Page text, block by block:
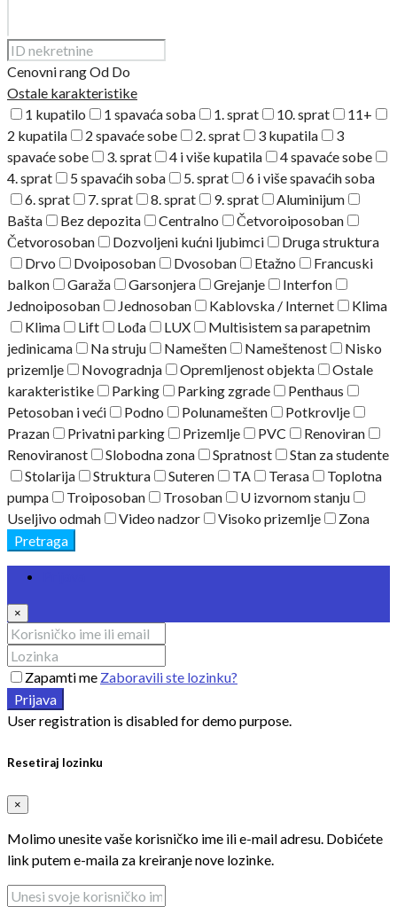
Cenovni rangOd Do
Ostale karakteristike
1 kupatilo
1 spavaća soba 1. sprat 10. sprat
11+
2 kupatila
2 spavaće sobe 2. sprat 3 kupatila
3
spavaće sobe
3. sprat 4 i više kupatila
4 spavaće sobe
4. sprat
5 spavaćih soba 5. sprat
6 i više spavaćih soba
6. sprat
7. sprat 8. sprat 9. sprat
Aluminijum
Bašta
Bez depozita Centralno
Četvoroiposoban
Četvorosoban
Dozvoljeni kućni ljubimci
Druga struktura
Drvo
Dvoiposoban Dvosoban Etažno
Francuski
balkon
Garaža Garsonjera Grejanje
Interfon
Jednoiposoban
Jednosoban Kablovska / Internet
Klima
Klima
Lift Lođa LUX
Multisistem sa parapetnim
jedinicama
Na struju Namešten Nameštenost
Nisko
prizemlje
Novogradnja Opremljenost objekta
Ostale
karakteristike
Parking Parking zgrade
Penthaus
Petosoban i veći
Podno Polunamešten
Potkrovlje
Prazan
Privatni parking Prizemlje PVC
Renoviran
Renoviranost
Slobodna zona Spratnost
Stan za studente
Stolarija
Struktura Suteren TA Terasa
Toplotna
pumpa
Troiposoban Trosoban
U izvornom stanju
Useljivo odmah
Video nadzor Visoko prizemlje
Zona
Pretraga
×
Zapamti me Zaboravili ste lozinku?
Prijava
User registration is disabled for demo purpose.
Resetiraj lozinku
×
Molimo unesite vaše korisničko ime ili e-mail adresu. Dobićete
link putem e-maila za kreiranje nove lozinke.